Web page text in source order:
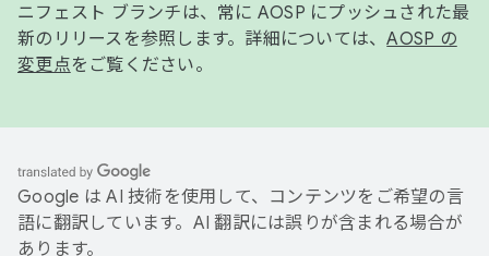
ニフェスト ブランチは、常に AOSP にプッシュされた最
新のリリースを参照します。詳細については、AOSP の
変更点をご覧ください。
Google は AI 技術を使用して、コンテンツをご希望の言
語に翻訳しています。AI 翻訳には誤りが含まれる場合が
あります。